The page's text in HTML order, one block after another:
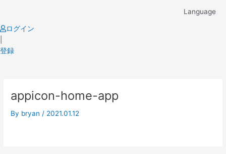
content
Language
ログイン
登録
appicon-home-app
By bryan / 2021.01.12
navigation